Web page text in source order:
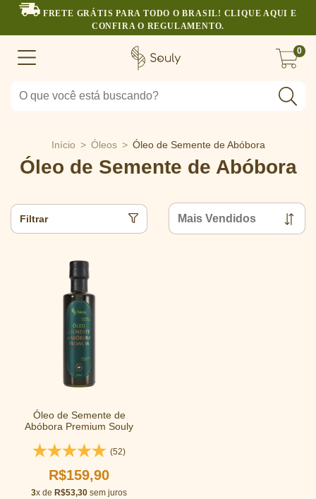
FRETE GRÁTIS PARA TODO O BRASIL! CLIQUE AQUI E
CONFIRA O REGULAMENTO.
0
Início > Óleos > Óleo de Semente de Abóbora
Óleo de Semente de Abóbora
Filtrar
Óleo de Semente de
Abóbora Premium Souly
(52)
R$159,90
3x de R$53,30 sem juros